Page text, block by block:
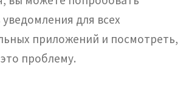
для всех
приложений и посмотреть,
проблему.